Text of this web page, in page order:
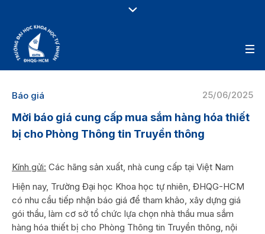
25/06/2025
Báo giá
Mời báo giá cung cấp mua sắm hàng hóa thiết
bị cho Phòng Thông tin Truyền thông
Kính gửi: Các hãng sản xuất, nhà cung cấp tại Việt Nam
Hiện nay, Trường Đại học Khoa học tự nhiên, ĐHQG-HCM
có nhu cầu tiếp nhận báo giá để tham khảo, xây dựng giá
gói thầu, làm cơ sở tổ chức lựa chọn nhà thầu mua sắm
hàng hóa thiết bị cho Phòng Thông tin Truyền thông, nội